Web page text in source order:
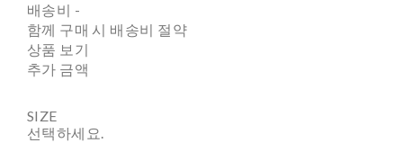
배송비 -
함께 구매 시 배송비 절약
상품 보기
추가 금액
SIZE
선택하세요.